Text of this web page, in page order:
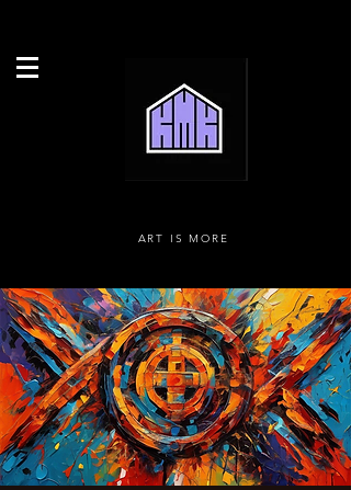
ART IS MORE